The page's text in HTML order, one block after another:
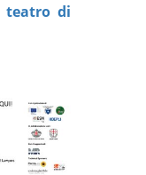
teatro di